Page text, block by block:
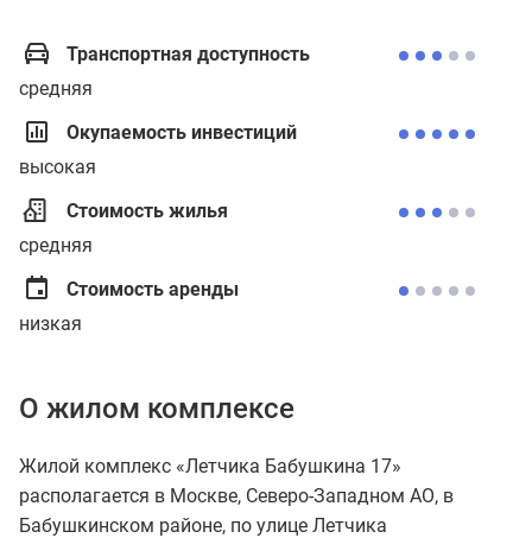
Транспортная доступность
средняя
Окупаемость инвестиций
высокая
Стоимость жилья
средняя
Стоимость аренды
низкая
О жилом комплексе
Жилой комплекс «Летчика Бабушкина 17»
располагается в Москве, Северо-Западном АО, в
Бабушкинском районе, по улице Летчика